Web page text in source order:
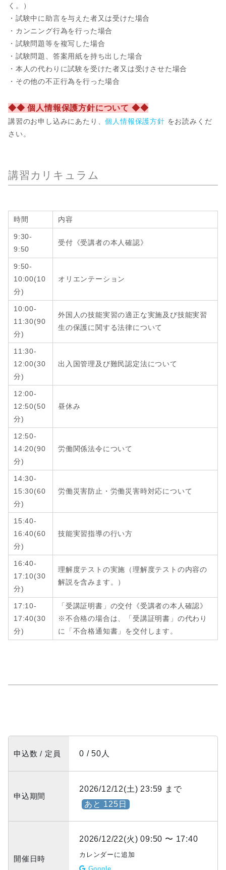
く。）
・試験中に助言を与えた者又は受けた場合
・カンニング行為を行った場合
・試験問題等を複写した場合
・試験問題、答案用紙を持ち出した場合
・本人の代わりに試験を受けた者又は受けさせた場合
・その他の不正行為を行った場合
◆◆ 個人情報保護方針について ◆◆
講習のお申し込みにあたり、個人情報保護方針 をお読みくだ
さい。
講習カリキュラム
時間 内容
9:30-
9:50
受付《受講者の本人確認》
9:50-
10:00(10
分)
オリエンテーション
10:00-
11:30(90
分)
外国人の技能実習の適正な実施及び技能実習
生の保護に関する法律について
11:30-
12:00(30
分)
出入国管理及び難民認定法について
12:00-
12:50(50
分)
昼休み
12:50-
14:20(90
分)
労働関係法令について
14:30-
15:30(60
分)
労働災害防止・労働災害時対応について
15:40-
16:40(60
分)
技能実習指導の行い方
16:40-
17:10(30
分)
理解度テストの実施（理解度テストの内容の
解説を含みます。）
17:10-
17:40(30
分)
「受講証明書」の交付《受講者の本人確認》
※不合格の場合は、「受講証明書」の代わり
に「不合格通知書」を交付します。
申込数 / 定員 0 / 50人
申込期間
2026/12/12(土) 23:59 まで
あと 125日
開催日時
2026/12/22(火) 09:50 〜 17:40
カレンダーに追加